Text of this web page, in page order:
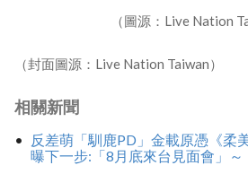
（圖源：Live Nation
（封面圖源：Live Nation Taiwan）
相關新聞
反差萌「馴鹿PD」金載原憑《柔
曝下一步:「8月底來台見面會」～